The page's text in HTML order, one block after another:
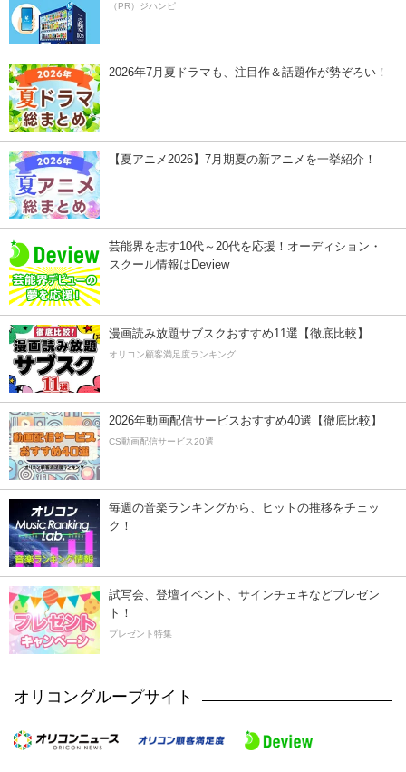
（PR）ジハンピ
2026年7月夏ドラマも、注目作＆話題作が勢ぞろい！
【夏アニメ2026】7月期夏の新アニメを一挙紹介！
芸能界を志す10代～20代を応援！オーディション・
スクール情報はDeview
漫画読み放題サブスクおすすめ11選【徹底比較】
オリコン顧客満足度ランキング
2026年動画配信サービスおすすめ40選【徹底比較】
CS動画配信サービス20選
毎週の音楽ランキングから、ヒットの推移をチェッ
ク！
試写会、登壇イベント、サインチェキなどプレゼン
ト！
プレゼント特集
オリコングループサイト